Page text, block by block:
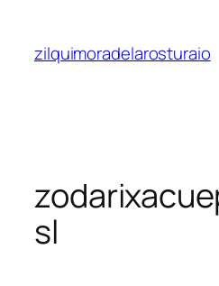
contenido
zilquimoradelarosturaio
sl